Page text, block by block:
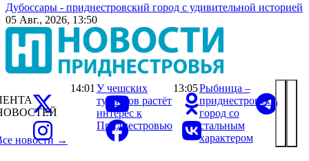
Дубоссары - приднестровский город с удивительной историей
05 Авг., 2026, 13:50
новости →
14:01 У чешских
туристов растёт
интерес к
Приднестровью
13:05Рыбница –
приднестровский
город со
стальным
характером